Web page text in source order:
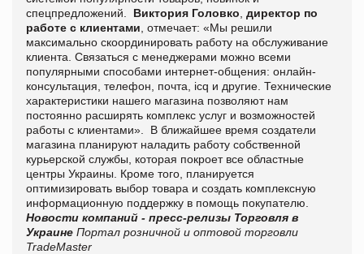
спецпредложений. Виктория Головко директор по
работе с клиентами , отмечает: «Мы решили
максимально скоординировать работу на обслуживание
клиента. Связаться с менеджерами можно всеми
популярными способами интернет-общения: онлайн-
консультация, телефон, почта, icq и другие. Технические
характеристики нашего магазина позволяют нам
постоянно расширять комплекс услуг и возможностей
работы с клиентами». В ближайшее время создатели
магазина планируют наладить работу собственной
курьерской службы, которая покроет все областные
центры Украины. Кроме того, планируется
оптимизировать выбор товара и создать комплексную
информационную поддержку в помощь покупателю.
Новости компаний - пресс-релизы Торговля в
Украине Портал розничной и оптовой торговли
TradeMaster